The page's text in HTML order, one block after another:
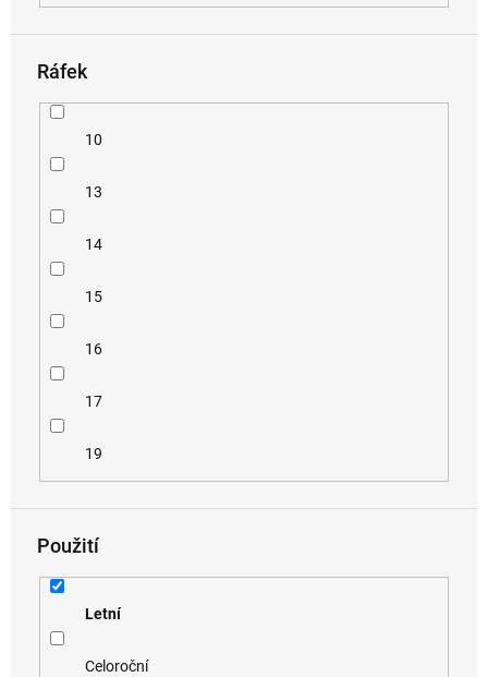
Ráfek
10
13
14
15
16
17
19
Použití
Letní
Celoroční